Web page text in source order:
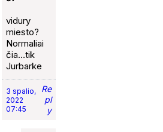
vidury
miesto?
Normaliai
čia…tik
Jurbarke
3 spalio,
2022
07:45
Re
pl
y